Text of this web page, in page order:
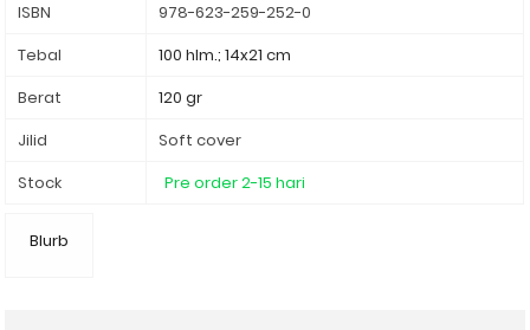
ISBN
978-623-259-252-0
Tebal
100 hlm.; 14x21 cm
Berat
120 gr
Jilid
Soft cover
Stock
Pre order 2-15 hari
Blurb